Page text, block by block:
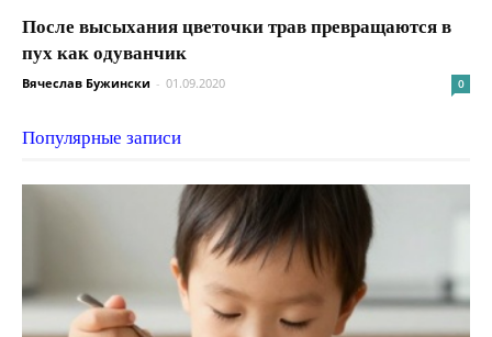
После высыхания цветочки трав превращаются в
пух как одуванчик
Вячеслав Бужински - 01.09.2020 0
Популярные записи